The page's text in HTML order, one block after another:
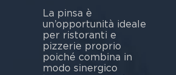
La pinsa è
un’opportunità ideale
per ristoranti e
pizzerie proprio
poiché combina in
modo sinergico